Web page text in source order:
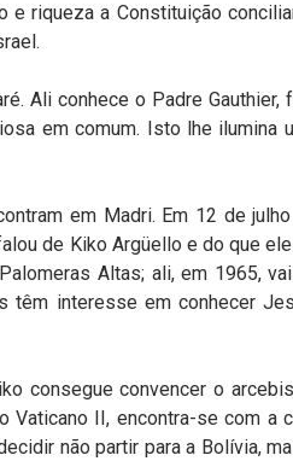
e riqueza a Constituição
Ali conhece o Padre Gauthier,
em comum. Isto lhe ilumina
em Madri. Em 12 de
de Kiko Argüello e do que
Altas; ali, em 1965,
têm interesse em conhecer
consegue convencer o
II, encontra-se com a
não partir para a Bolívia,